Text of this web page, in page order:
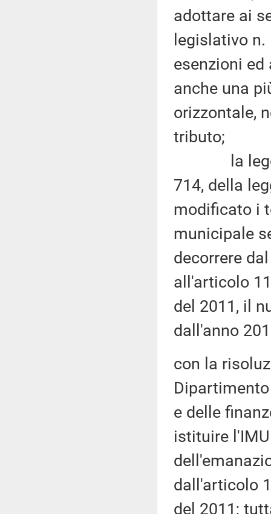
adottare ai
legislativo
esenzioni
anche una
orizzontale,
tributo;
la legge
714, della
modificato i
municipale
decorrere
all'articolo
del 2011, il
dall'anno
con la
e delle
istituire
dall'articolo
del 2011;